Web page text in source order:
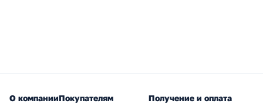
О компанииПокупателям Получение и оплата